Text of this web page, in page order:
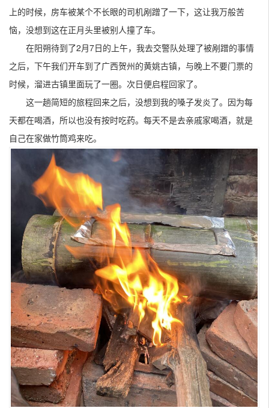
上的时候，房车被某个不长眼的司机剐蹭了一下，这让我万般苦
恼，没想到这在正月头里被别人撞了车。
在阳朔待到了2月7日的上午，我去交警队处理了被剐蹭的事情
之后，下午我们开车到了广西贺州的黄姚古镇，与晚上不要门票的
时候，溜进古镇里面玩了一圈。次日便启程回家了。
这一趟简短的旅程回来之后，没想到我的嗓子发炎了。因为每
天都在喝酒，所以也没有按时吃药。每天不是去亲戚家喝酒，就是
自己在家做竹筒鸡来吃。